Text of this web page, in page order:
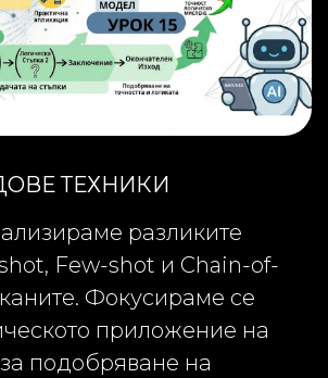
ТЕХНИКИ
разликите
Few-shot и Chain-of-
Фокусираме се
приложение на
подобряване на